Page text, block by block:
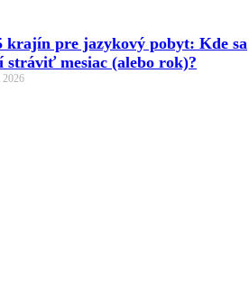
krajín pre jazykový pobyt: Kde sa
stráviť mesiac (alebo rok)?
2026